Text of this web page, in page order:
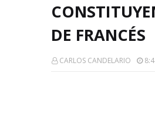
DE FRANCÉS
CARLOS CANDELARIO